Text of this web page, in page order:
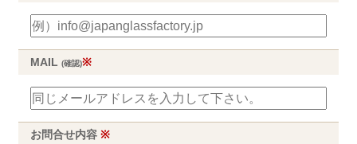
MAIL(確認)※
お問合せ内容※